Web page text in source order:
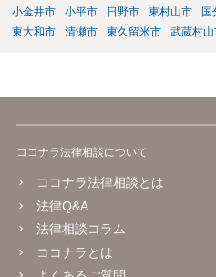
小金井市
小平市 日野市 東村山市 国
東大和市
清瀬市 東久留米市 武蔵村山
ココナラ法律相談について
ココナラ法律相談とは
法律Q&A
法律相談コラム
ココナラとは